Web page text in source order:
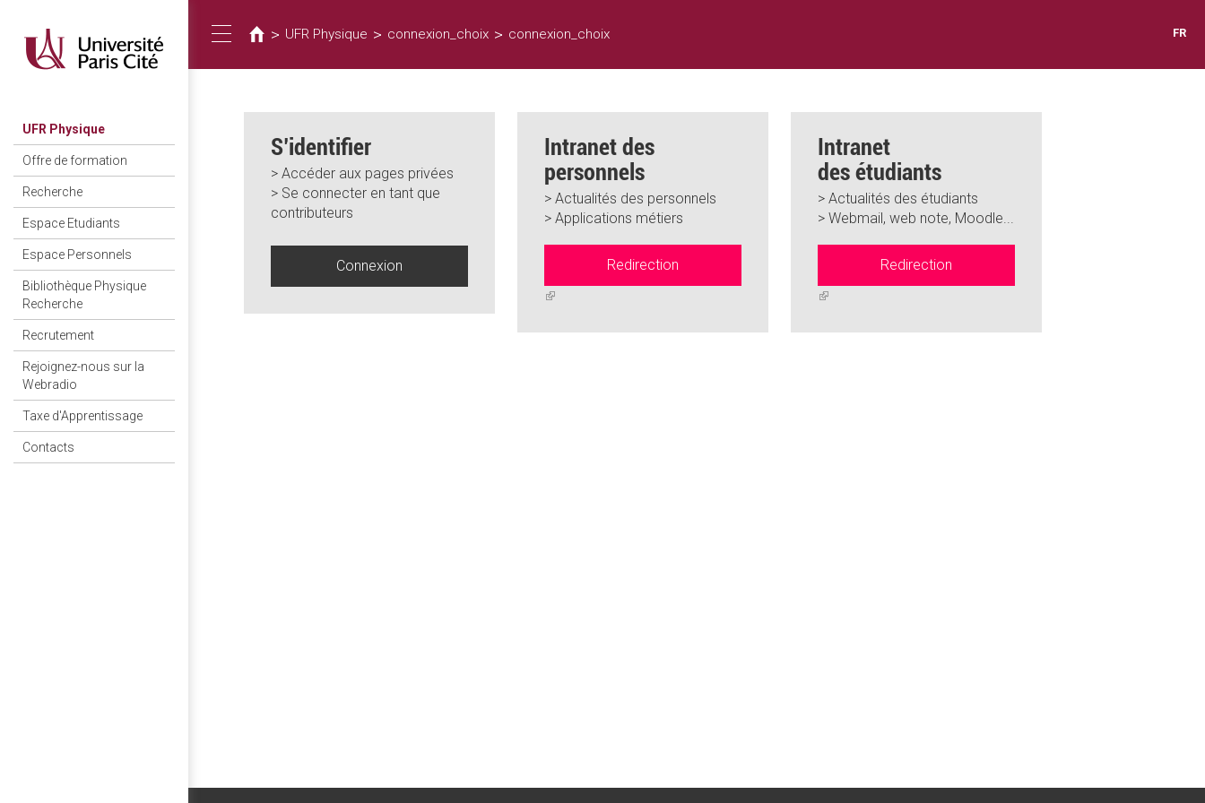
contenu
principal
UFR Physique
Offre de formation
Recherche
Espace Etudiants
Espace Personnels
Bibliothèque Physique
Recherche
Recrutement
Rejoignez-nous sur la
Webradio
Taxe d'Apprentissage
Contacts
Toggle
navigation
êtes
ici
> UFR Physique > connexion_choix > connexion_choix FR
S’identifier
> Accéder aux pages privées
> Se connecter en tant que
contributeurs
Connexion
Intranet des
personnels
> Actualités des personnels
> Applications métiers
Redirection
(link
external)
Intranet
des étudiants
> Actualités des étudiants
> Webmail, web note, Moodle...
Redirection
(link
external)